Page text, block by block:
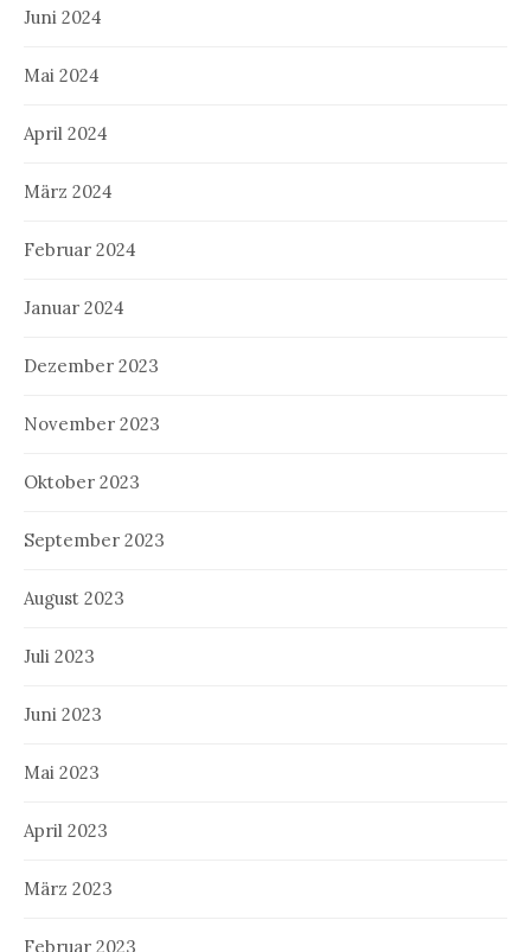
Juni 2024
Mai 2024
April 2024
März 2024
Februar 2024
Januar 2024
Dezember 2023
November 2023
Oktober 2023
September 2023
August 2023
Juli 2023
Juni 2023
Mai 2023
April 2023
März 2023
Februar 2023